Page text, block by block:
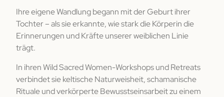
Ihre eigene Wandlung begann mit der Geburt ihrer
Tochter – als sie erkannte, wie stark die Körperin die
Erinnerungen und Kräfte unserer weiblichen Linie
trägt.
In ihren Wild Sacred Women-Workshops und Retreats
verbindet sie keltische Naturweisheit, schamanische
Rituale und verkörperte Bewusstseinsarbeit zu einem